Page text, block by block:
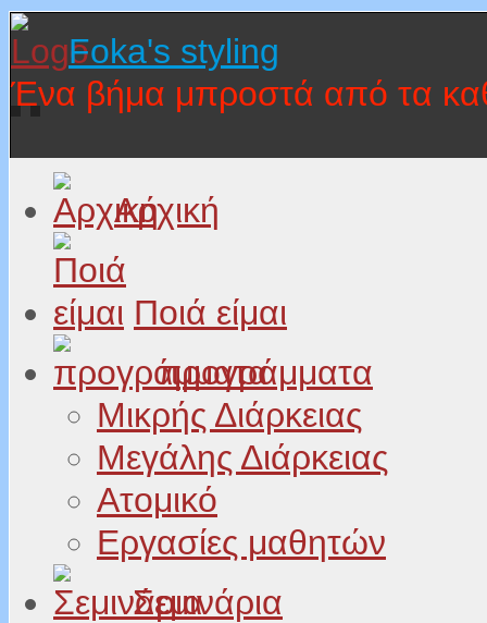
Foka's styling
Ένα βήμα μπροστά από τα
Αρχική
Ποιά είμαι
προγράμματα
Μικρής Διάρκειας
Μεγάλης Διάρκειας
Ατομικό
Εργασίες μαθητών
Σεμινάρια